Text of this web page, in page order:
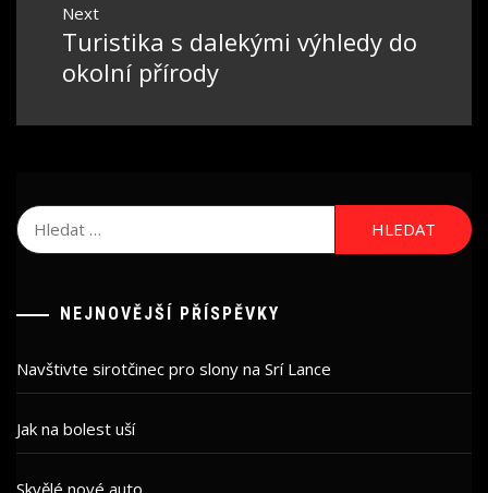
Next
Next
post:
Turistika s dalekými výhledy do
okolní přírody
Vyhledávání
NEJNOVĚJŠÍ PŘÍSPĚVKY
Navštivte sirotčinec pro slony na Srí Lance
Jak na bolest uší